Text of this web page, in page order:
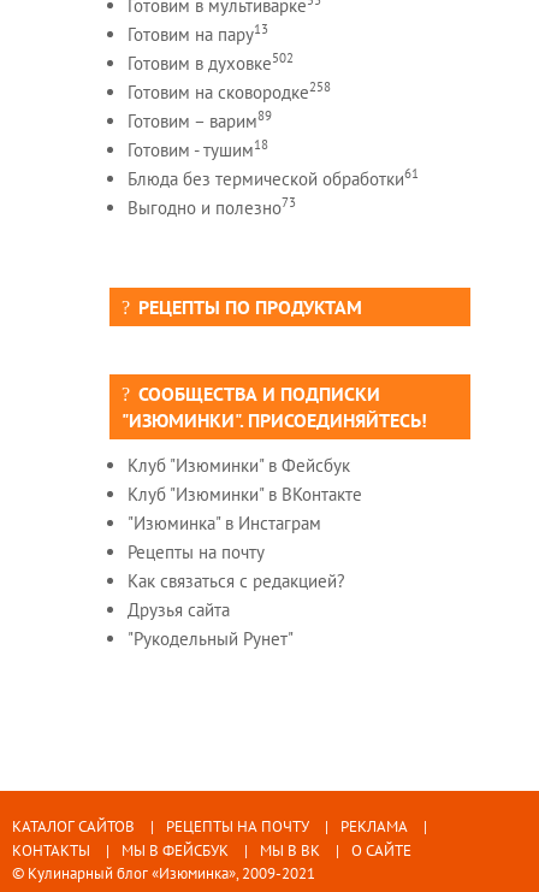
Готовим в мультиварке
Готовим на пару13
Готовим в духовке502
Готовим на сковородке258
Готовим – варим89
Готовим - тушим18
Блюда без термической обработки61
Выгодно и полезно73
РЕЦЕПТЫ ПО ПРОДУКТАМ
СООБЩЕСТВА И ПОДПИСКИ
"ИЗЮМИНКИ". ПРИСОЕДИНЯЙТЕСЬ!
Клуб "Изюминки" в Фейсбук
Клуб "Изюминки" в ВКонтакте
"Изюминка" в Инстаграм
Рецепты на почту
Как связаться с редакцией?
Друзья сайта
"Рукодельный Рунет"
КАТАЛОГ САЙТОВ РЕЦЕПТЫ НА ПОЧТУ
РЕКЛАМА
КОНТАКТЫ
МЫ В ФЕЙСБУК МЫ В ВК
О САЙТЕ
© Кулинарный блог «Изюминка», 2009-2021